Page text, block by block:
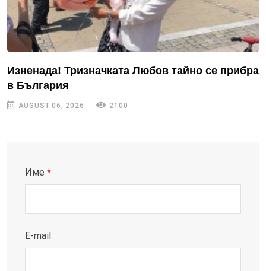
Изненада! Тризначката Любов тайно се прибра
в България
AUGUST 06, 2026 2100
Име *
E-mail